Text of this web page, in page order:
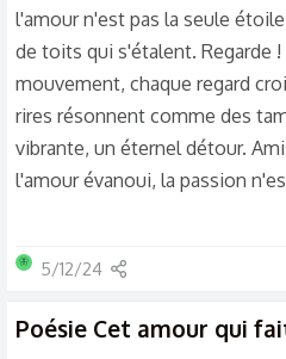
l'amour n'est pas la seule
de toits qui s'étalent. Regarde
mouvement, chaque regard
rires résonnent comme des
vibrante, un éternel détour.
l'amour évanoui, la passion
tout, vous saisissez ? Le
beauté crie dans les murs
s'éveillent, la vie, sans amour,
🦋 5/12/24
Poésie Cet amour qui